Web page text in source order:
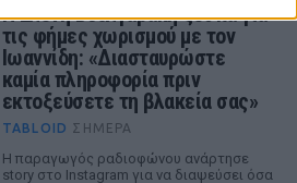
Η Ελένη Βουλγαράκη ξεσπά για
τις φήμες χωρισμού με τον
Ιωαννίδη: «Διασταυρώστε
καμία πληροφορία πριν
εκτοξεύσετε τη βλακεία σας»
TABLOID ΣΉΜΕΡΑ
Η παραγωγός ραδιοφώνου ανάρτησε
story στο Instagram για να διαψεύσει όσα